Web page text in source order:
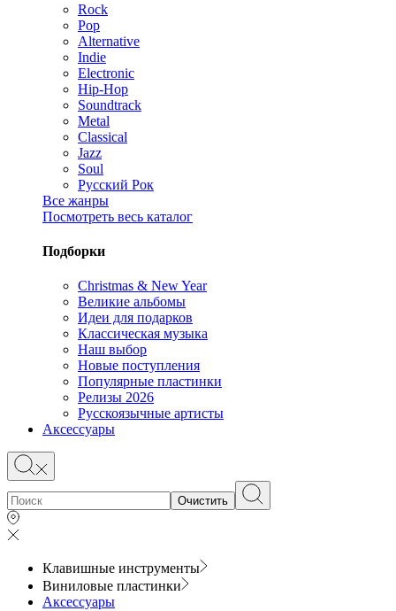
Rock
Pop
Alternative
Indie
Electronic
Hip-Hop
Soundtrack
Metal
Classical
Jazz
Soul
Русский Рок
Все жанры
Посмотреть весь каталог
Подборки
Christmas & New Year
Великие альбомы
Идеи для подарков
Классическая музыка
Наш выбор
Новые поступления
Популярные пластинки
Релизы 2026
Русскоязычные артисты
Аксессуары
Очистить
Клавишные инструменты
Виниловые пластинки
Аксессуары